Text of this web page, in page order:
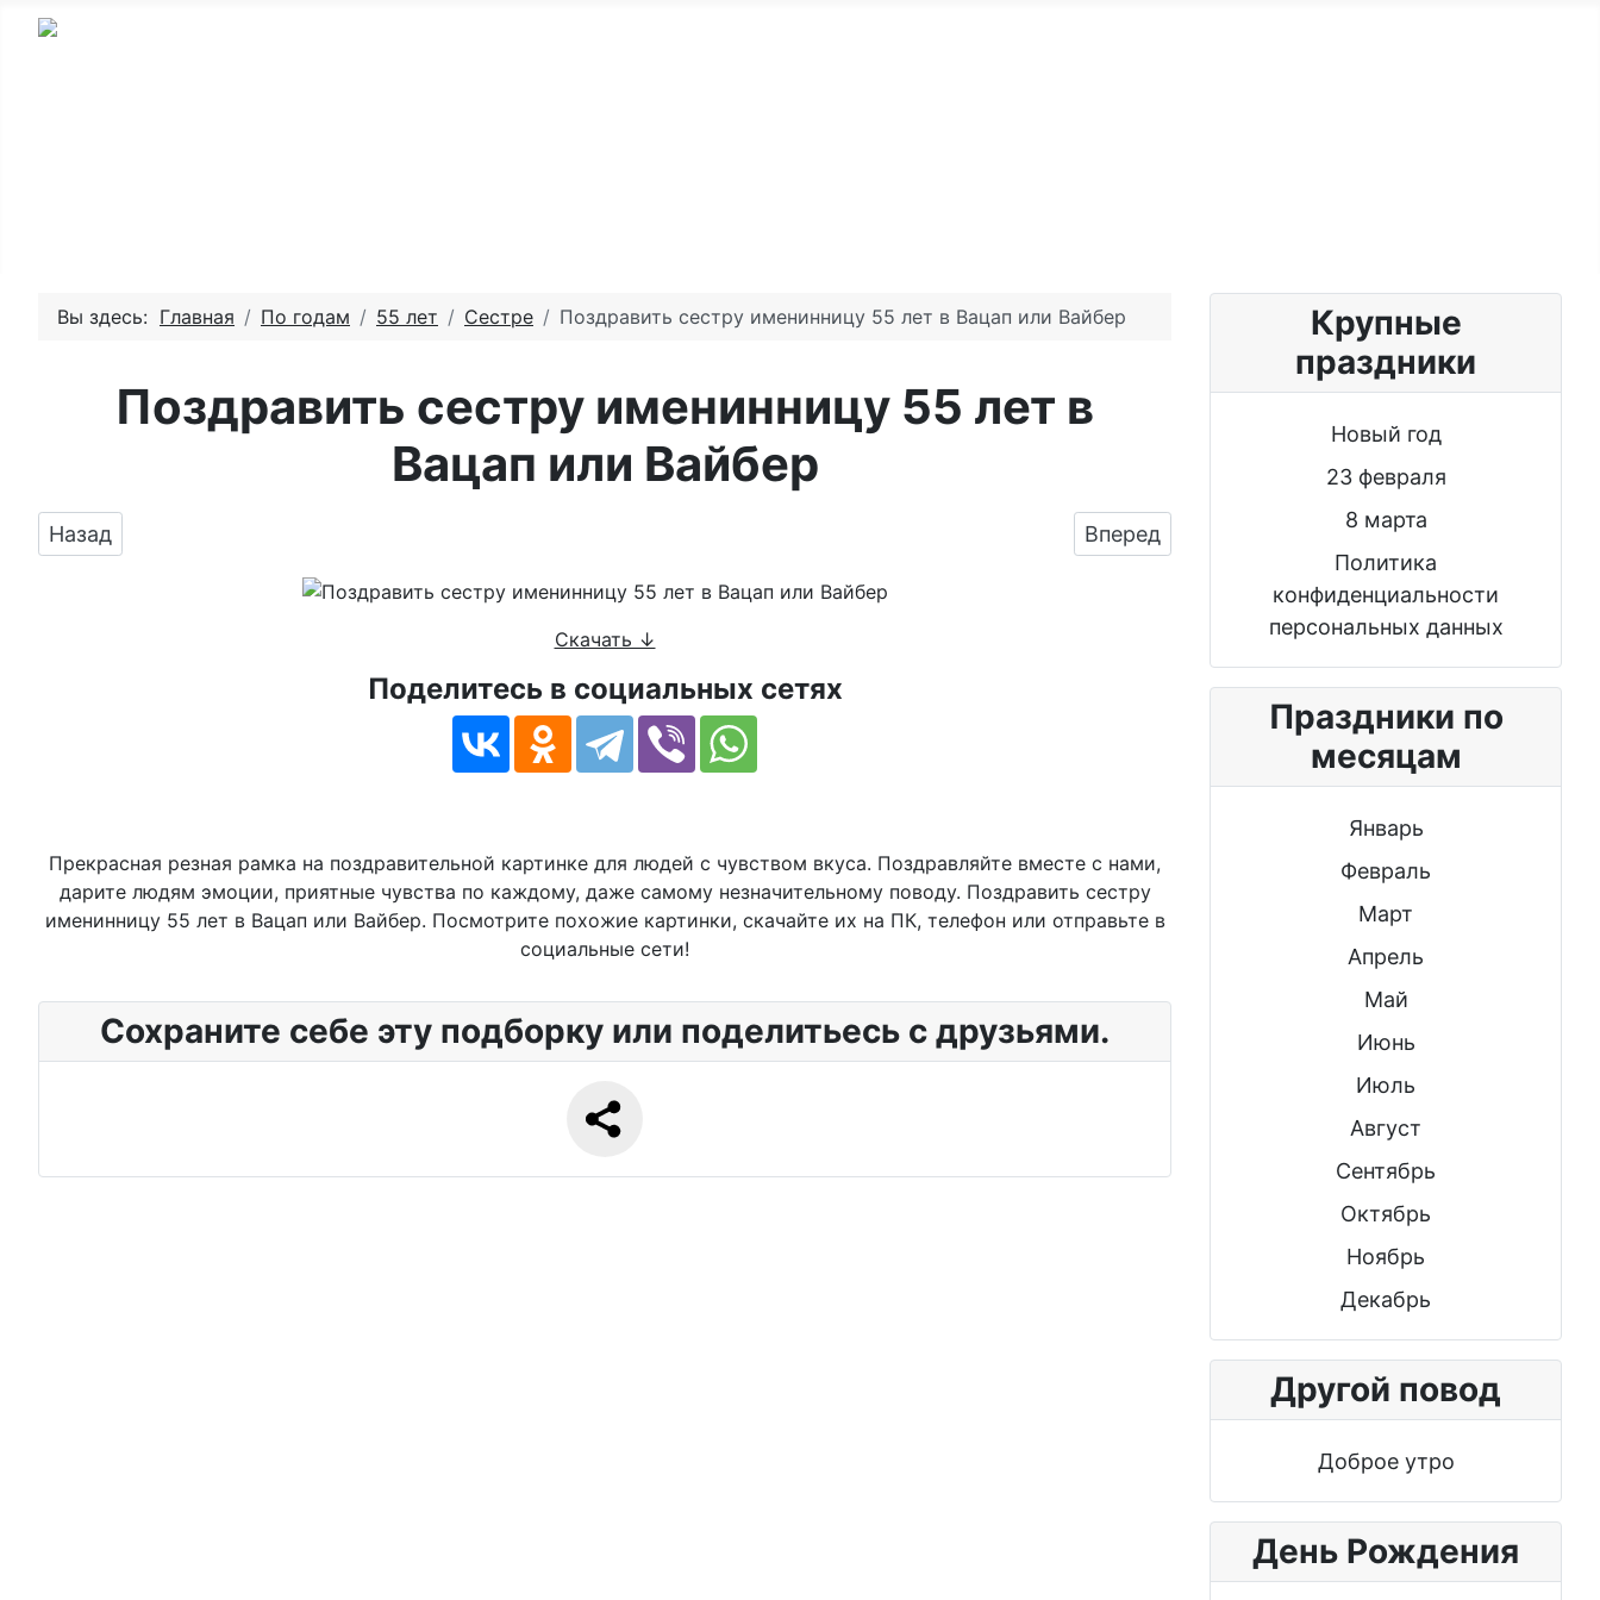
Вы здесь: Главная По годам 55 лет Сестре Поздравить сестру именинницу 55 лет в Вацап или Вайбер
Поздравить сестру именинницу 55 лет в
Вацап или Вайбер
Предыдущий: Подарить открытку с днём рождения 55 лет сестре онлайн
Назад Следующий: Картинка для поздравления с
Вперед
Скачать ↓
Поделитесь в социальных сетях
Прекрасная резная рамка на поздравительной картинке для людей с чувством вкуса. Поздравляйте вместе с нами,
дарите людям эмоции, приятные чувства по каждому, даже самому незначительному поводу. Поздравить сестру
именинницу 55 лет в Вацап или Вайбер. Посмотрите похожие картинки, скачайте их на ПК, телефон или отправьте в
социальные сети!
Сохраните себе эту подборку или поделитьесь с друзьями.
Крупные
праздники
Новый год
23 февраля
8 марта
Политика
конфиденциальности
персональных данных
Праздники по
месяцам
Январь
Февраль
Март
Апрель
Май
Июнь
Июль
Август
Сентябрь
Октябрь
Ноябрь
Декабрь
Другой повод
Доброе утро
День Рождения